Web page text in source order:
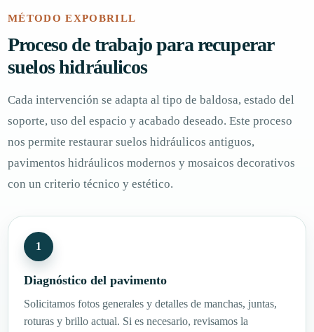
MÉTODO EXPOBRILL
Proceso de trabajo para recuperar
suelos hidráulicos
Cada intervención se adapta al tipo de baldosa, estado del
soporte, uso del espacio y acabado deseado. Este proceso
nos permite restaurar suelos hidráulicos antiguos,
pavimentos hidráulicos modernos y mosaicos decorativos
con un criterio técnico y estético.
Diagnóstico del pavimento
Solicitamos fotos generales y detalles de manchas, juntas,
roturas y brillo actual. Si es necesario, revisamos la